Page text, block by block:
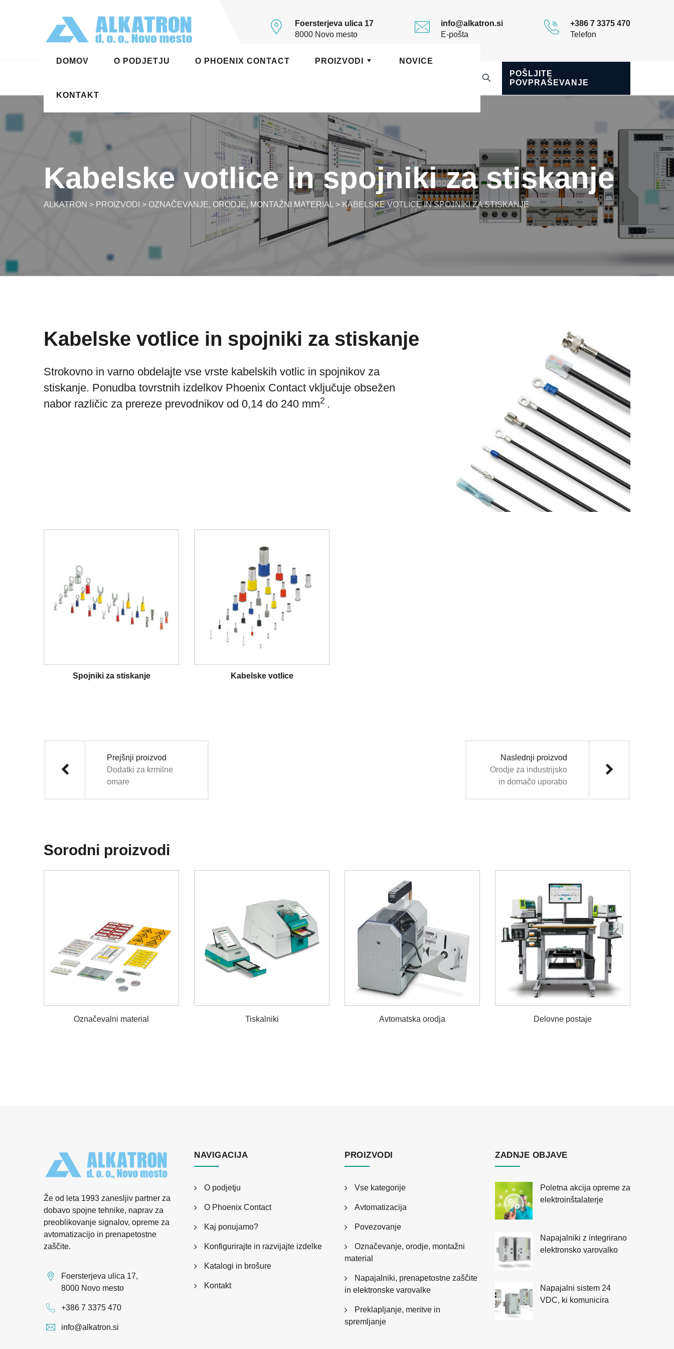
Foersterjeva ulica 17
8000 Novo mesto
info@alkatron.si
E-pošta
+386 7 3375 470
Telefon
DOMOV O PODJETJU O PHOENIX CONTACT PROIZVODI NOVICE
KONTAKT
POŠLJITE
POVPRAŠEVANJE
Kabelske votlice in spojniki za stiskanje
ALKATRON > PROIZVODI > OZNAČEVANJE, ORODJE, MONTAŽNI MATERIAL > KABELSKE VOTLICE IN SPOJNIKI ZA STISKANJE
Kabelske votlice in spojniki za stiskanje
Strokovno in varno obdelajte vse vrste kabelskih votlic in spojnikov za
stiskanje. Ponudba tovrstnih izdelkov Phoenix Contact vključuje obsežen
nabor različic za prereze prevodnikov od 0,14 do 240 mm2 .
Spojniki za stiskanje Kabelske votlice
prispevkaPrejšnji proizvod
Dodatki za krmilne
omare
Naslednji proizvod
Orodje za industrijsko
in domačo uporabo
Sorodni proizvodi
Označevalni material Tiskalniki Avtomatska orodja Delovne postaje
Že od leta 1993 zanesljiv partner za
dobavo spojne tehnike, naprav za
preoblikovanje signalov, opreme za
avtomatizacijo in prenapetostne
zaščite.
Foersterjeva ulica 17,
8000 Novo mesto
+386 7 3375 470
info@alkatron.si
NAVIGACIJA
O podjetju
O Phoenix Contact
Kaj ponujamo?
Konfigurirajte in razvijajte izdelke
Katalogi in brošure
Kontakt
PROIZVODI
Vse kategorije
Avtomatizacija
Povezovanje
Označevanje, orodje, montažni
material
Napajalniki, prenapetostne zaščite
in elektronske varovalke
Preklapljanje, meritve in
spremljanje
ZADNJE OBJAVE
Poletna akcija opreme za
elektroinštalaterje
Napajalniki z integrirano
elektronsko varovalko
Napajalni sistem 24
VDC, ki komunicira